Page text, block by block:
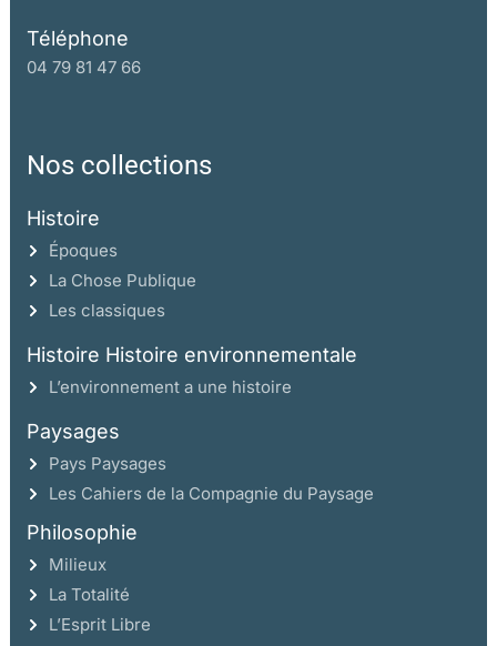
Téléphone
04 79 81 47 66
Nos collections
Histoire
Époques
La Chose Publique
Les classiques
Histoire Histoire environnementale
L’environnement a une histoire
Paysages
Pays Paysages
Les Cahiers de la Compagnie du Paysage
Philosophie
Milieux
La Totalité
L’Esprit Libre